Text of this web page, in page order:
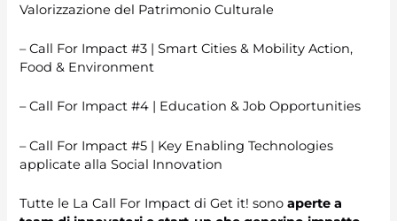
Valorizzazione del Patrimonio Culturale
– Call For Impact #3 | Smart Cities & Mobility Action,
Food & Environment
– Call For Impact #4 | Education & Job Opportunities
– Call For Impact #5 | Key Enabling Technologies
applicate alla Social Innovation
Tutte le La Call For Impact di Get it! sonoaperte a